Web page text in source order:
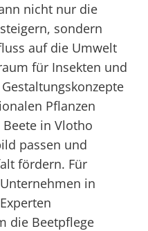
nicht nur die
sondern
auf die Umwelt
für Insekten und
Pflanzen
in Vlotho
passen und
fördern. Für
in
die Beetpflege